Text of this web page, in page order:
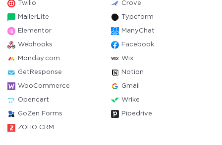
Twilio Crove
MailerLite Typeform
Elementor ManyChat
Webhooks Facebook
Monday.com Wix
GetResponse Notion
WooCommerce Gmail
Opencart Wrike
GoZen Forms Pipedrive
ZOHO CRM